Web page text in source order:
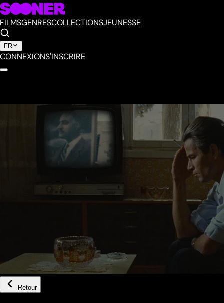
FILMSGENRESCOLLECTIONSJEUNESSE
FR
CONNEXIONS'INSCRIRE
Retour